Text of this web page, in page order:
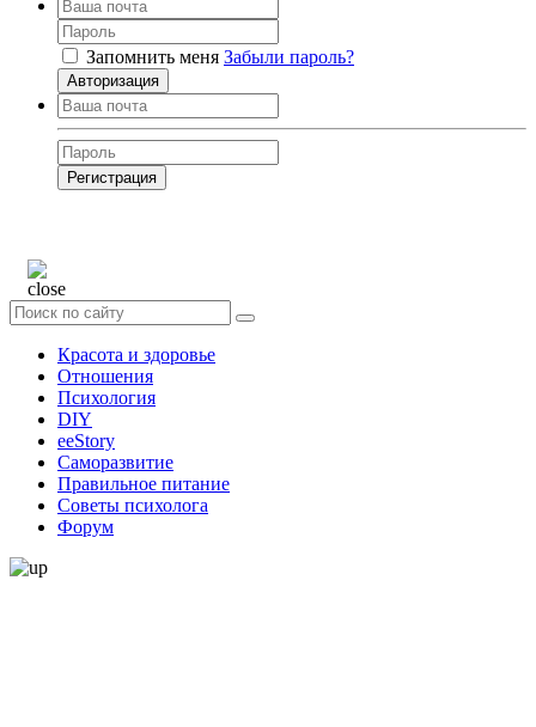
Запомнить меня Забыли пароль?
Авторизация
Регистрация
Красота и здоровье
Отношения
Психология
DIY
ееStory
Саморазвитие
Правильное питание
Советы психолога
Форум